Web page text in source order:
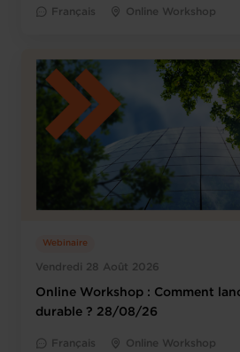
Français Online Workshop
Vendredi 28 Août 2026
Webinaire
Online Workshop : Comment
durable ? 28/08/26
Français Online Workshop